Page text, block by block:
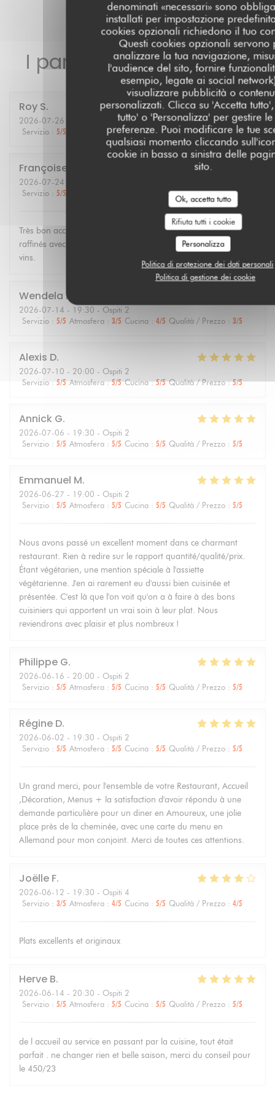
denominati «necessari» sono
installati per impostazione
cookies opzionali richiedono il tuo
Questi cookies opzionali servono
analizzare la tua navigazione,
l'audience del sito, fornire
esempio, legate ai social
visualizzare pubblicità o
personalizzati. Clicca su 'Accetta
tutto' o 'Personalizza' per gestire le
preferenze. Puoi modificare le tue
qualsiasi momento cliccando
cookie in basso a sinistra delle
sito.
Ok, accetta tutto
Rifiuta tutti i cookie
Personalizza
Politica di protezione dei dati personali
Politica di gestione dei cookie
I pareri dei nostri clienti
Roy S
2026-07-26 - 19:30 - Ospiti 2
Servizio : 5/5 : 5/5 Cucina: 5 /5 Qualità / Prezzo: /5
Françoise
2026-07-24
Servizio : 5/5 Qualità / Prezzo: 4/5
Très bon accueil. Personnel agréable et compétent. Plats
raffinés avec produits régionaux de saison. Bonne carte de
vins.
Wendela M
2026-07-14 - 19:30 - Ospiti 2
Servizio : 5/5 Atmosfera : 3/5 Cucina : 4/5 Qualità / Prezzo : 3/5
Alexis D
2026-07-10 - 20:00 - Ospiti 2
Servizio : 5/5 Atmosfera: 5/5 Cucina: 5/5 Qualità / Prezzo: 5/5
Annick G
2026-07-06 - 19:30 - Ospiti 2
Servizio : 5/5 Atmosfera : 5/5 Cucina : 5/5 Qualità / Prezzo : 5/5
Emmanuel M
2026-06-27 - 19:00 - Ospiti 2
Servizio : 5/5 Atmosfera : 5/5 Cucina : 5/5 Qualità / Prezzo : 5/5
Nous avons passé un excellent moment dans ce charmant
restaurant. Rien à redire sur le rapport quantité/qualité/prix.
Étant végétarien, une mention spéciale à l'assiette
végétarienne. J'en ai rarement eu d'aussi bien cuisinée et
présentée. C'est là que l'on voit qu'on a à faire à des bons
cuisiniers qui apportent un vrai soin à leur plat. Nous
reviendrons avec plaisir et plus nombreux !
Philippe G
2026-06-16 - 20:00 - Ospiti 2
Servizio : 5/5 Atmosfera : 5/5 Cucina : 5/5 Qualità / Prezzo : 5/5
Régine D
2026-06-02 - 19:30 - Ospiti 2
Servizio : 5/5 Atmosfera : 5/5 Cucina : 5/5 Qualità / Prezzo : 5/5
Un grand merci, pour l'ensemble de votre Restaurant, Accueil
,Décoration, Menus + la satisfaction d'avoir répondu à une
demande particulière pour un diner en Amoureux, une jolie
place près de la cheminée, avec une carte du menu en
Allemand pour mon conjoint. Merci de toutes ces attentions.
Joëlle F
2026-06-12 - 19:30 - Ospiti 4
Servizio : 3/5 Atmosfera : 4/5 Cucina : 5/5 Qualità / Prezzo : 4/5
Plats excellents et originaux
Herve B
2026-06-14 - 20:30 - Ospiti 2
Servizio : 5/5 Atmosfera : 5/5 Cucina : 5/5 Qualità / Prezzo : 5/5
de l accueil au service en passant par la cuisine, tout était
parfait . ne changer rien et belle saison, merci du conseil pour
le 450/23